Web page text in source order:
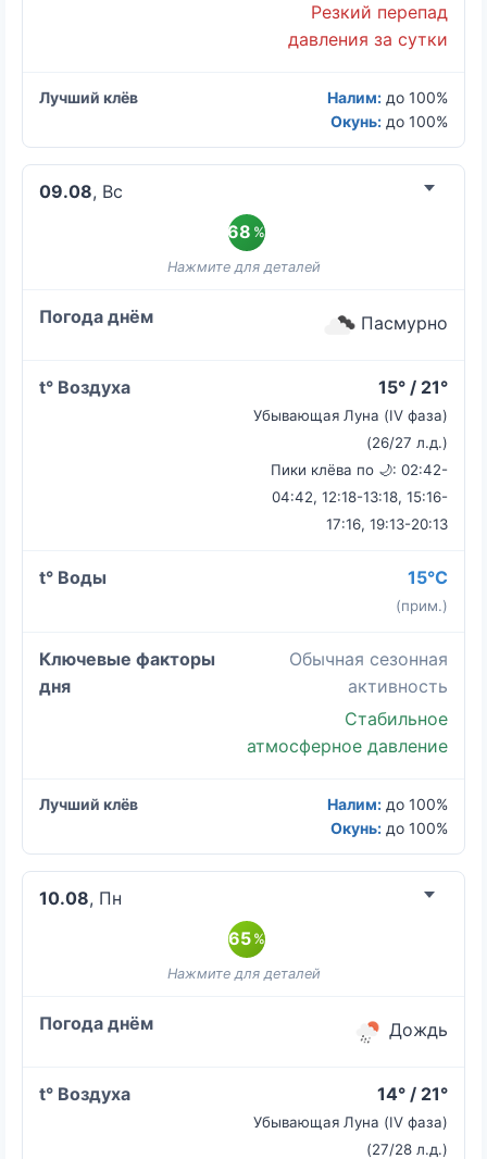
Резкий перепад
давления за сутки
Налим: до 100%
Окунь: до 100%
09.08, Вс
68 %
Пасмурно
15° / 21°
Убывающая Луна (IV фаза)
(26/27 л.д.)
Пики клёва по 🌙: 02:42-
04:42, 12:18-13:18, 15:16-
17:16, 19:13-20:13
15°C
(прим.)
Обычная сезонная
активность
Стабильное
атмосферное давление
Налим: до 100%
Окунь: до 100%
10.08, Пн
65 %
Дождь
14° / 21°
Убывающая Луна (IV фаза)
(27/28 л.д.)